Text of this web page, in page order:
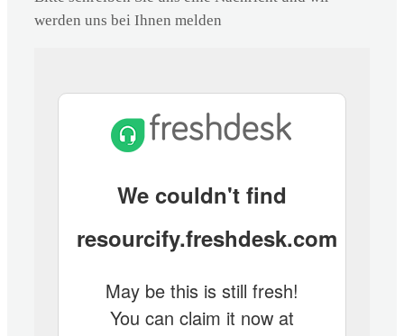
werden uns bei Ihnen melden